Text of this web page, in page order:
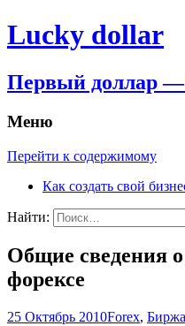
Lucky dollar
Первый доллар
Меню
Перейти к содержимому
Как создать свой
Найти:
Общие сведения
форексе
25 Октябрь 2010Forex, Биржа